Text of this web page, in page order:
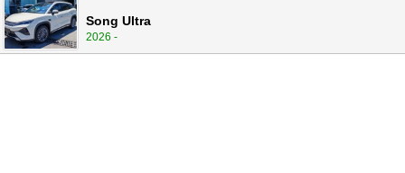
Song Ultra
2026 -